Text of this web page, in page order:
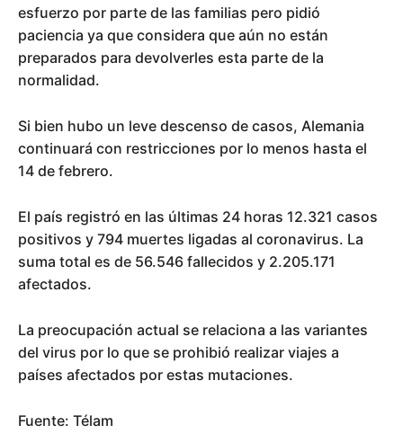
esfuerzo por parte de las familias pero pidió
paciencia ya que considera que aún no están
preparados para devolverles esta parte de la
normalidad.
Si bien hubo un leve descenso de casos, Alemania
continuará con restricciones por lo menos hasta el
14 de febrero.
El país registró en las últimas 24 horas 12.321 casos
positivos y 794 muertes ligadas al coronavirus. La
suma total es de 56.546 fallecidos y 2.205.171
afectados.
La preocupación actual se relaciona a las variantes
del virus por lo que se prohibió realizar viajes a
países afectados por estas mutaciones.
Fuente: Télam